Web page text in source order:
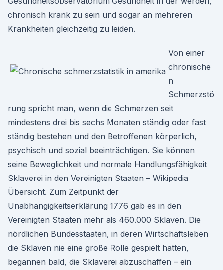
chronisch krank zu sein und sogar an mehreren
Krankheiten gleichzeitig zu leiden.
Von einer
chronische
n
Schmerzstö
rung spricht man, wenn die Schmerzen seit
mindestens drei bis sechs Monaten ständig oder fast
ständig bestehen und den Betroffenen körperlich,
psychisch und sozial beeinträchtigen. Sie können
seine Beweglichkeit und normale Handlungsfähigkeit
Sklaverei in den Vereinigten Staaten – Wikipedia
Übersicht. Zum Zeitpunkt der
Unabhängigkeitserklärung 1776 gab es in den
Vereinigten Staaten mehr als 460.000 Sklaven. Die
nördlichen Bundesstaaten, in deren Wirtschaftsleben
die Sklaven nie eine große Rolle gespielt hatten,
begannen bald, die Sklaverei abzuschaffen – ein